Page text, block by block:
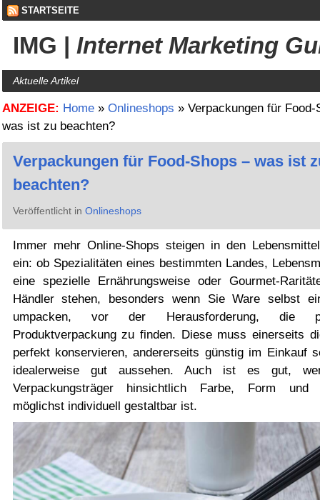
STARTSEITE
IMG | Internet Marketing
Aktuelle Artikel
ANZEIGE: Home» Onlineshops » Verpackungen für Food-
was ist zu beachten?
Verpackungen für Food-Shops – was ist
beachten?
Veröffentlicht in Onlineshops
Immer mehr Online-Shops steigen in den
ein: ob Spezialitäten eines bestimmten Landes,
eine spezielle Ernährungsweise oder Gourmet-
Händler stehen, besonders wenn Sie Ware selbst
umpacken, vor der Herausforderung, die
Produktverpackung zu finden. Diese muss einerseits
perfekt konservieren, andererseits günstig im Einkauf
idealerweise gut aussehen. Auch ist es gut,
Verpackungsträger hinsichtlich Farbe, Form und
möglichst individuell gestaltbar ist.